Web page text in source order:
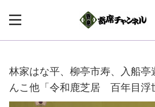
林家はな平、柳亭市寿、入船亭
んこ他「令和鹿芝居 百年目浮